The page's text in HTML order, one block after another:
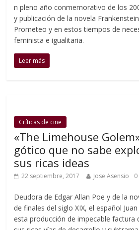
n pleno año conmemorativo de los
y publicación de la novela
Prometeo y en estos tiempos de
feminista e igualitaria.
Leer más
Críticas de cine
«The Limehouse
gótico que no sabe
sus ricas ideas
22 septiembre, 2017 Jose Asensio
Deudora de Edgar Allan Poe y de la
de finales del siglo XIX, el español
esta producción de impecable factura